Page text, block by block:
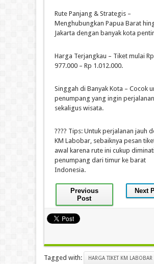
Rute Panjang & Strategis –
Menghubungkan Papua Barat
Jakarta dengan banyak kota
Harga Terjangkau – Tiket mulai Rp
977.000 – Rp 1.012.000.
Singgah di Banyak Kota – Cocok
penumpang yang ingin perjalanan
sekaligus wisata.
???? Tips: Untuk perjalanan jauh
KM Labobar, sebaiknya pesan
awal karena rute ini cukup diminati
penumpang dari timur ke barat
Indonesia.
Previous
Post
Next
Tagged with: HARGA TIKET KM LABOBAR